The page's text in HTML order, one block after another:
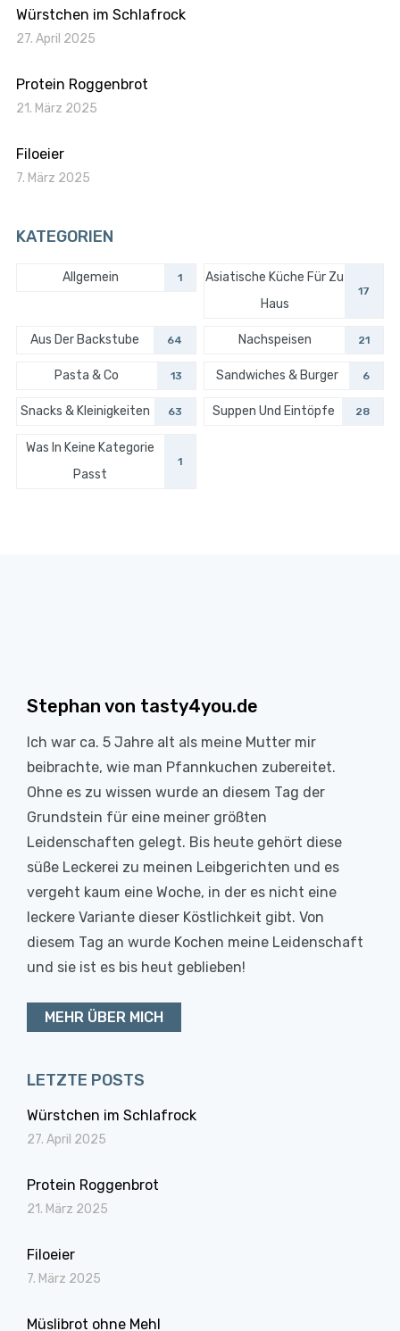
Würstchen im Schlafrock
27. April 2025
Protein Roggenbrot
21. März 2025
Filoeier
7. März 2025
KATEGORIEN
Allgemein 1
Asiatische Küche Für Zu
Haus
17
Aus Der Backstube 64 Nachspeisen 21
Pasta & Co 13 Sandwiches & Burger 6
Snacks & Kleinigkeiten 63 Suppen Und Eintöpfe 28
Was In Keine Kategorie
Passt
1
Stephan von tasty4you.de
Ich war ca. 5 Jahre alt als meine Mutter mir
beibrachte, wie man Pfannkuchen zubereitet.
Ohne es zu wissen wurde an diesem Tag der
Grundstein für eine meiner größten
Leidenschaften gelegt. Bis heute gehört diese
süße Leckerei zu meinen Leibgerichten und es
vergeht kaum eine Woche, in der es nicht eine
leckere Variante dieser Köstlichkeit gibt. Von
diesem Tag an wurde Kochen meine Leidenschaft
und sie ist es bis heut geblieben!
MEHR ÜBER MICH
LETZTE POSTS
Würstchen im Schlafrock
27. April 2025
Protein Roggenbrot
21. März 2025
Filoeier
7. März 2025
Müslibrot ohne Mehl